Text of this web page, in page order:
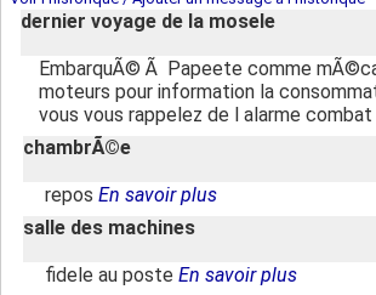
dernier voyage de la mosele
EmbarquÃ© Ã Papeete comme
moteurs pour information la
vous vous rappelez de l alarme
chambrÃ©e
repos En savoir plus
salle des machines
fidele au poste En savoir plus